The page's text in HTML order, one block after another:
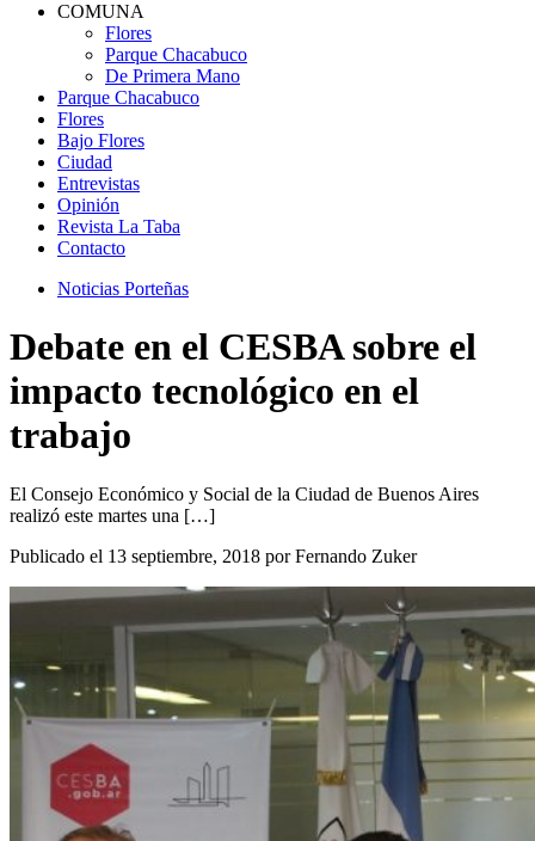
COMUNA
Flores
Parque Chacabuco
De Primera Mano
Parque Chacabuco
Flores
Bajo Flores
Ciudad
Entrevistas
Opinión
Revista La Taba
Contacto
Noticias Porteñas
Debate en el CESBA sobre el
impacto tecnológico en el
trabajo
El Consejo Económico y Social de la Ciudad de Buenos Aires
realizó este martes una […]
Publicado el 13 septiembre, 2018 por Fernando Zuker